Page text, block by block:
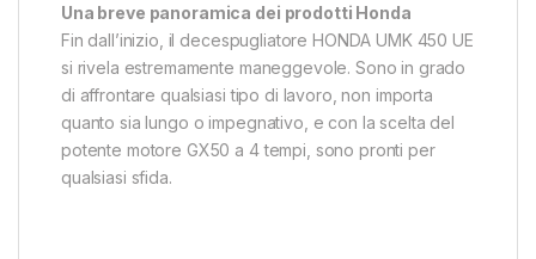
Una breve panoramica dei prodotti Honda
Fin dall’inizio, il decespugliatore HONDA UMK 450 UE
si rivela estremamente maneggevole. Sono in grado
di affrontare qualsiasi tipo di lavoro, non importa
quanto sia lungo o impegnativo, e con la scelta del
potente motore GX50 a 4 tempi, sono pronti per
qualsiasi sfida.